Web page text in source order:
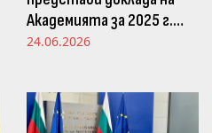
Академията за 2025 г.
пред Просветната
24.06.2026